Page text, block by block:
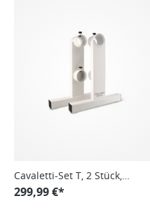
Cavaletti-Set T, 2 Stück,
Aluminium
299,99 €*